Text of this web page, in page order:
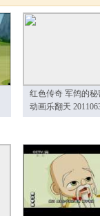
红色传奇 军鸽的秘
动画乐翻天